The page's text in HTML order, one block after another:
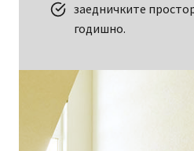
заедничките
годишно.